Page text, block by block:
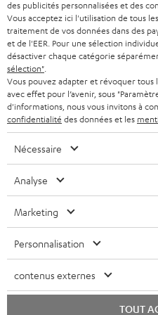
e
t
t
e
r
CASQUES AUDIO
CASQUES BLUETOOTH AUDIO
SYSTEMES COMPLETS
ENCEINTES
ULTIMA
ÉCOUTEURS INTRA-AURICULAIRES
FANSHOP
NOUVEAUTÉS
NEWSLETTER
MAGASINS
AVANTAGES D’ACHAT
L’HISTOIRE DE TEUFEL
PAYS-BAS
BELGIQUE
FRANCE
POLOGNE
ITALIE
USA
AUTRES PAYS
Sous réserve de modifications
erreurs. Les accessoires figurant sur
des publicités personnalisées et des
Vous acceptez ici l'utilisation de tous
traitement de vos données dans des
et de l'EER. Pour une sélection
désactiver chaque catégorie
sélection"
Vous pouvez adapter et révoquer tous
avec effet pour l’avenir, sous
d'informations, nous vous invitons à
confidentialité des données et les
Nécessaire
Analyse
Marketing
Personnalisation
contenus externes
TOUT